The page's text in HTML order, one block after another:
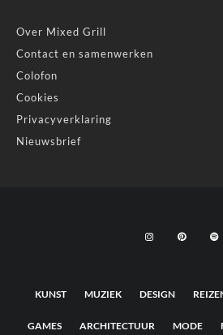
Over Mixed Grill
Contact en samenwerken
Colofon
Cookies
Privacyverklaring
Nieuwsbrief
KUNST MUZIEK DESIGN
GAMES ARCHITECTUUR MODE